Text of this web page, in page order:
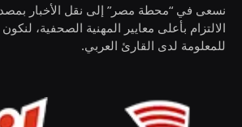
نسعى في “محطة مصر” إلى نقل الأخبار
الالتزام بأعلى معايير المهنية الصحفية،
للمعلومة لدى القارئ العربي.